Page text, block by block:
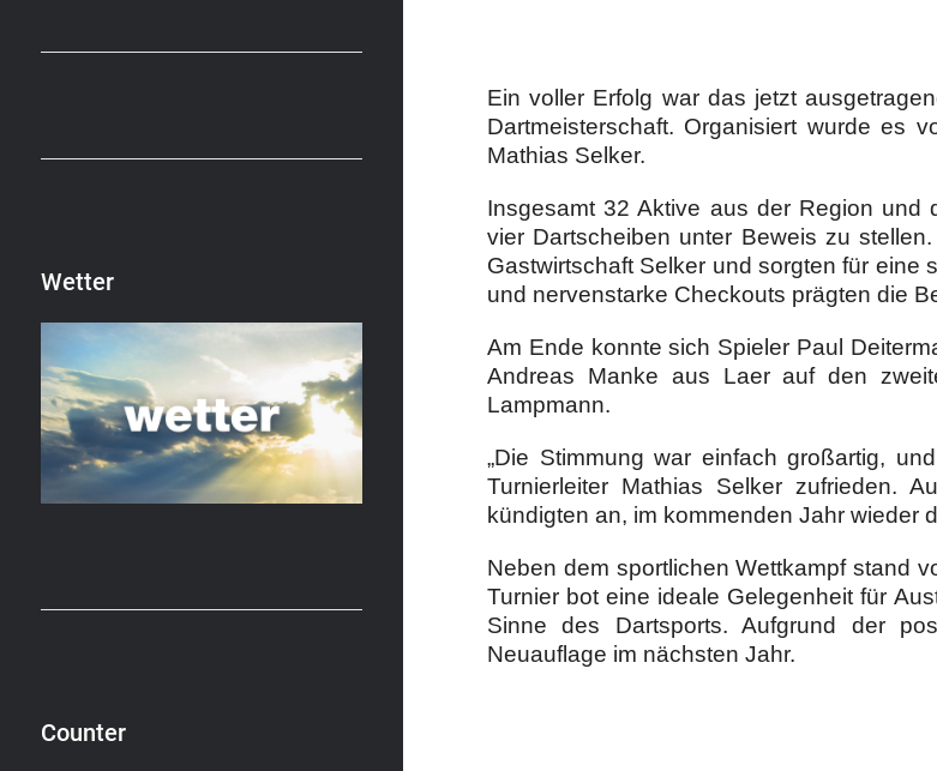
Wetter
Counter
Ein voller Erfolg war das jetzt
Dartmeisterschaft. Organisiert wurde es
Mathias Selker.
Insgesamt 32 Aktive aus der Region
vier Dartscheiben unter Beweis zu
Gastwirtschaft Selker und sorgten für eine
und nervenstarke Checkouts prägten die
Am Ende konnte sich Spieler Paul
Andreas Manke aus Laer auf den
Lampmann.
„Die Stimmung war einfach großartig,
Turnierleiter Mathias Selker zufrieden.
kündigten an, im kommenden Jahr wieder
Neben dem sportlichen Wettkampf stand
Turnier bot eine ideale Gelegenheit für
Sinne des Dartsports. Aufgrund der
Neuauflage im nächsten Jahr.